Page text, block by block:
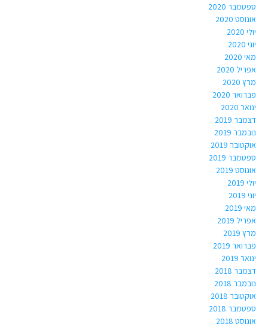
ספטמבר 2020
אוגוסט 2020
יולי 2020
יוני 2020
מאי 2020
אפריל 2020
מרץ 2020
פברואר 2020
ינואר 2020
דצמבר 2019
נובמבר 2019
אוקטובר 2019
ספטמבר 2019
אוגוסט 2019
יולי 2019
יוני 2019
מאי 2019
אפריל 2019
מרץ 2019
פברואר 2019
ינואר 2019
דצמבר 2018
נובמבר 2018
אוקטובר 2018
ספטמבר 2018
אוגוסט 2018